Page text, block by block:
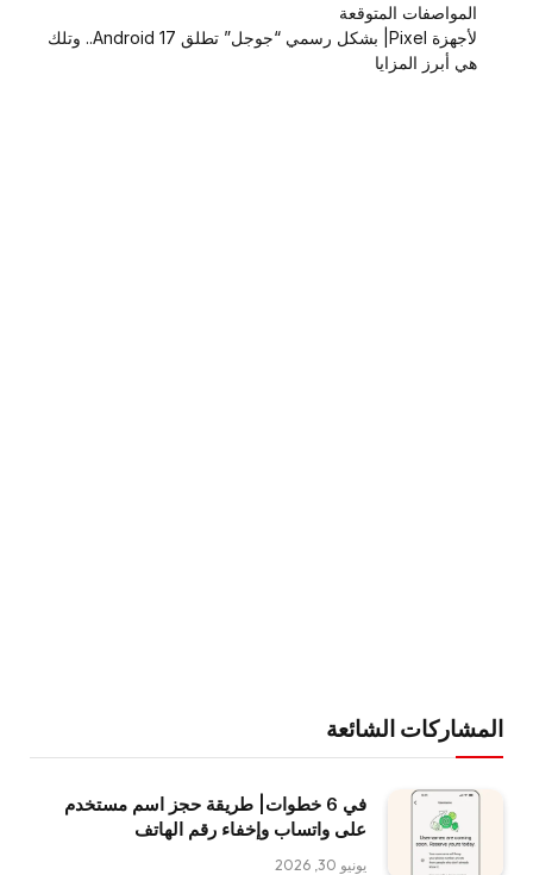
المواصفات المتوقعة
لأجهزة Pixel| بشكل رسمي “جوجل” تطلق Android 17.. وتلك
هي أبرز المزايا
المشاركات الشائعة
في 6 خطوات| طريقة حجز اسم مستخدم
على واتساب وإخفاء رقم الهاتف
يونيو 30, 2026